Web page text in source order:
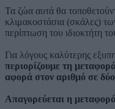
Τα ζώα αυτά θα
κλιμακοστάσια (σκάλες)
περίπτωση του ιδιοκτήτη
Για λόγους καλύτερης
περιορίζουμε τη
αφορά στον αριθμό σε
Απαγορεύεται η